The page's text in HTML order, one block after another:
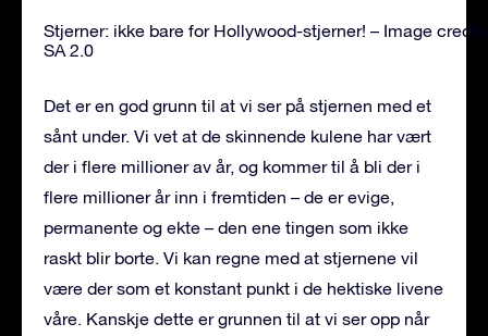
Stjerner: ikke bare for Hollywood-stjerner! – Image
SA 2.0
Det er en god grunn til at vi ser på stjernen med et
sånt under. Vi vet at de skinnende kulene har vært
der i flere millioner av år, og kommer til å bli der i
flere millioner år inn i fremtiden – de er evige,
permanente og ekte – den ene tingen som ikke
raskt blir borte. Vi kan regne med at stjernene vil
være der som et konstant punkt i de hektiske livene
våre. Kanskje dette er grunnen til at vi ser opp når